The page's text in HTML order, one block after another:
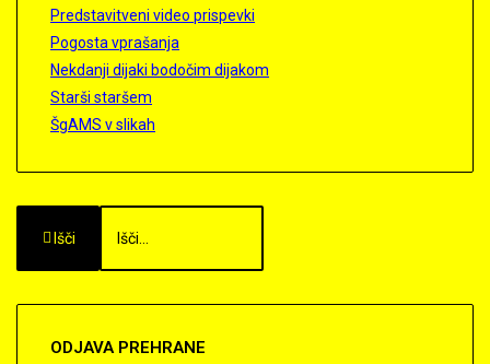
Predstavitveni video prispevki
Pogosta vprašanja
Nekdanji dijaki bodočim dijakom
Starši staršem
ŠgAMS v slikah
Išči
ODJAVA PREHRANE